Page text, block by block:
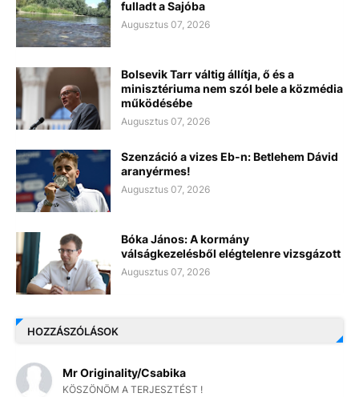
fulladt a Sajóba
Augusztus 07, 2026
Bolsevik Tarr váltig állítja, ő és a
minisztériuma nem szól bele a közmédia
működésébe
Augusztus 07, 2026
Szenzáció a vizes Eb-n: Betlehem Dávid
aranyérmes!
Augusztus 07, 2026
Bóka János: A kormány
válságkezelésből elégtelenre vizsgázott
Augusztus 07, 2026
HOZZÁSZÓLÁSOK
Mr Originality/Csabika
KÖSZÖNÖM A TERJESZTÉST !